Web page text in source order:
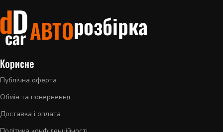
Корисне
Публічна оферта
Обмін та повернення
Доставка і оплата